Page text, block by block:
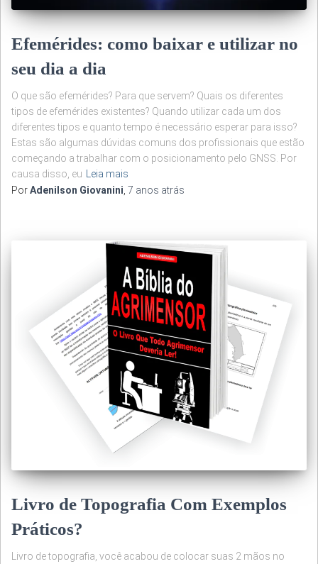
Efemérides: como baixar e utilizar no
seu dia a dia
O que são efemérides? Para que servem? Quais os diferentes
tipos de efemérides existentes? Quando utilizar cada um dos
diferentes tipos e quanto tempo é necessário esperar para isso?
Estas são algumas dúvidas comuns dos profissionais que estão
começando a trabalhar com o posicionamento pelo GNSS. Por
causa disso, eu Leia mais
PorAdenilson Giovanini, 7 anos atrás
Livro de Topografia Com Exemplos
Práticos?
Livro de topografia, você acabou de colocar suas 2 mãos no